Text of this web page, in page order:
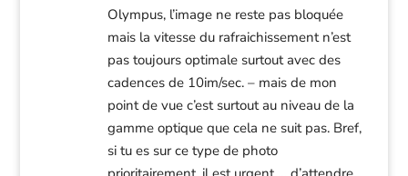
Olympus, l’image ne reste pas bloquée
mais la vitesse du rafraichissement n’est
pas toujours optimale surtout avec des
cadences de 10im/sec. – mais de mon
point de vue c’est surtout au niveau de la
gamme optique que cela ne suit pas. Bref,
si tu es sur ce type de photo